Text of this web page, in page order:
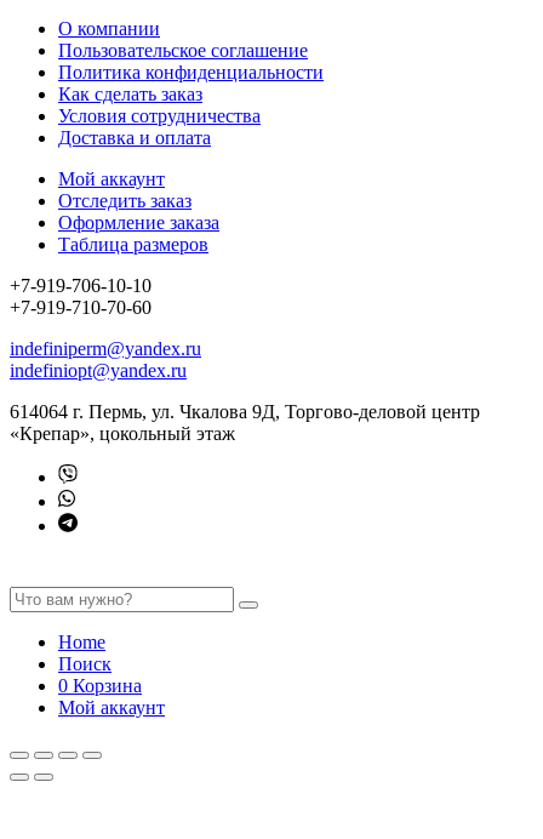
О компании
Пользовательское соглашение
Политика конфиденциальности
Как сделать заказ
Условия сотрудничества
Доставка и оплата
Мой аккаунт
Отследить заказ
Оформление заказа
Таблица размеров
+7-919-706-10-10
+7-919-710-70-60
indefiniperm@yandex.ru
indefiniopt@yandex.ru
614064 г. Пермь, ул. Чкалова 9Д, Торгово-деловой центр
«Крепар», цокольный этаж
Home
Поиск
0 Корзина
Мой аккаунт